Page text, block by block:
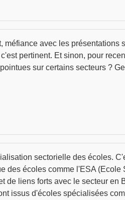
avec les présentations
pertinent. Et sinon, pour
sur certains secteurs ?
sectorielle des écoles.
des écoles comme l'ESA
liens forts avec le secteur en
issus d'écoles spécialisées